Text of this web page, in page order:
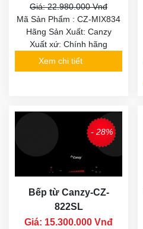
Giá: 22.980.000 Vnđ
Mã Sản Phẩm : CZ-MIX834
Hãng Sản Xuất: Canzy
Xuất xứ: Chính hãng
Xem chi tiết
- 28%
Bếp từ Canzy-CZ-
822SL
Giá: 15.300.000 Vnđ